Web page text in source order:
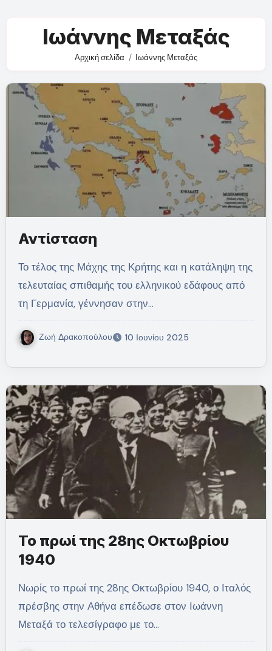
Ιωάννης Μεταξάς
Αρχική σελίδα Ιωάννης Μεταξάς
Αντίσταση
Το τέλος της Μάχης της Κρήτης και η κατάληψη της
τελευταίας σπιθαμής του ελληνικού εδάφους από
τη Γερμανία, γέννησαν στην…
Ζωή Δρακοπούλου 10 Ιουνίου 2025
Το πρωί της 28ης Οκτωβρίου
1940
Νωρίς το πρωί της 28ης Οκτωβρίου 1940, ο Ιταλός
πρέσβης στην Αθήνα επέδωσε στον Ιωάννη
Μεταξά το τελεσίγραφο με το…